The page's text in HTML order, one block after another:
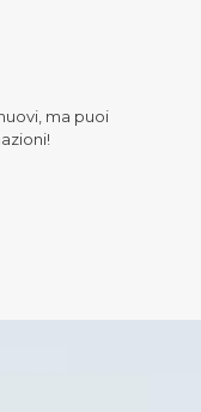
ma puoi